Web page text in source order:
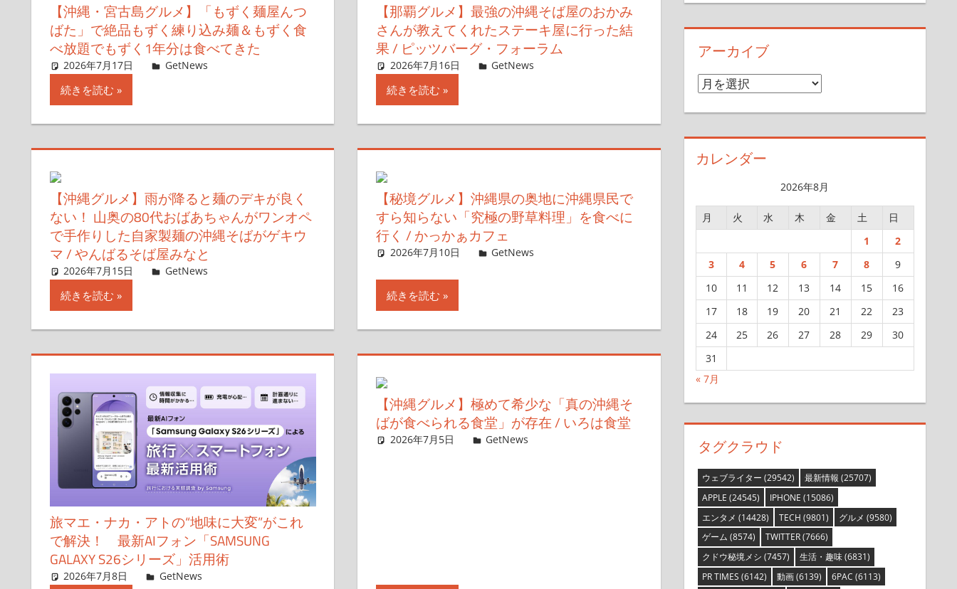
【沖縄・宮古島グルメ】「もずく麺屋んつ
ばた」で絶品もずく練り込み麺＆もずく食
べ放題でもずく1年分は食べてきた
2026年7月17日 ガジェ通ウェブライター
GetNews
続きを読む
【那覇グルメ】最強の沖縄そば屋のおかみ
さんが教えてくれたステーキ屋に行った結
果 / ピッツバーグ・フォーラム
2026年7月16日 ガジェ通ウェブライター
GetNews
続きを読む
【沖縄グルメ】雨が降ると麺のデキが良く
ない！ 山奥の80代おばあちゃんがワンオペ
で手作りした自家製麺の沖縄そばがゲキウ
マ / やんばるそば屋みなと
2026年7月15日 ガジェ通ウェブライター
GetNews
続きを読む
【秘境グルメ】沖縄県の奥地に沖縄県民で
すら知らない「究極の野草料理」を食べに
行く / かっかぁカフェ
2026年7月10日 ガジェ通ウェブライター
GetNews
続きを読む
旅マエ・ナカ・アトの“地味に大変”がこれ
で解決！ 最新AIフォン「SAMSUNG
GALAXY S26シリーズ」活用術
2026年7月8日 藤本エリ
GetNews
【沖縄グルメ】極めて希少な「真の沖縄そ
ばが食べられる食堂」が存在 / いろは食堂
2026年7月5日 ガジェ通ウェブライター
GetNews
アーカイブ
ア
ブ
カレンダー
2026年8月
月 火 水 木 金 土
日
1
2
3
4 5 6 7 8
9
10
11 12 13 14 15
16
17
18 19 20 21 22
23
24
25 26 27 28 29
30
31
« 7月
タグクラウド
ウェブライター (29542) 最新情報 (25707)
APPLE (24545) IPHONE (15086)
エンタメ (14428) TECH (9801) グルメ (9580)
ゲーム (8574) TWITTER(7666)
クドウ秘境メシ (7457) 生活・趣味(6831)
PR TIMES (6142) 動画(6139) 6PAC (6113)